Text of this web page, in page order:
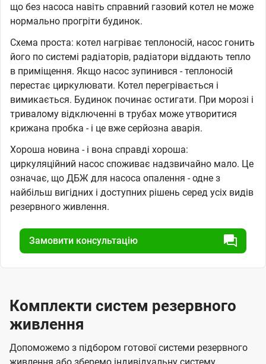
що без насоса навіть справний газовий котел не може
нормально прогріти будинок.
Схема проста: котел нагріває теплоносій, насос гонить
його по системі радіаторів, радіатори віддають тепло
в приміщення. Якщо насос зупинився - теплоносій
перестає циркулювати. Котел перегрівається і
вимикається. Будинок починає остигати. При морозі і
тривалому відключенні в трубах може утворитися
крижана пробка - і це вже серйозна аварія.
Хороша новина - і вона справді хороша:
циркуляційний насос споживає надзвичайно мало. Це
означає, що ДБЖ для насоса опалення - одне з
найбільш вигідних і доступних рішень серед усіх видів
резервного живлення.
Замовити консультацію
Комплекти систем резервного
живлення
Допоможемо з підбором готової системи резервного
живлення або зберемо індивідуальну систему